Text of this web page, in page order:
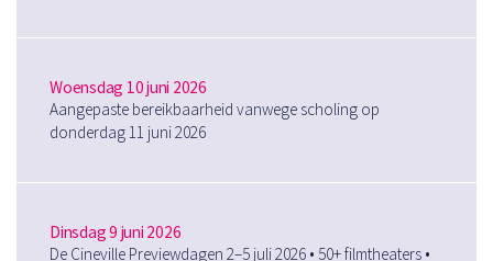
Woensdag 10 juni 2026
Aangepaste bereikbaarheid vanwege scholing op
donderdag 11 juni 2026
Dinsdag 9 juni 2026
De Cineville Previewdagen 2–5 juli 2026 • 50+ filmtheaters •